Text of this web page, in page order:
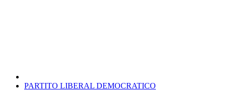
PARTITO LIBERAL DEMOCRATICO